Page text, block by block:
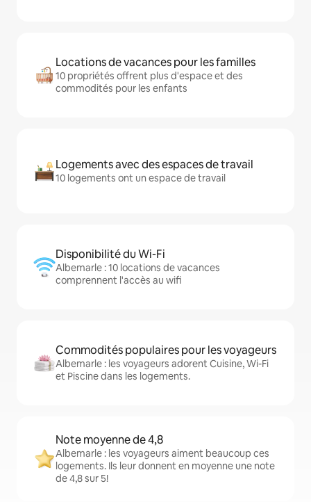
Locations de vacances pour les familles
10 propriétés offrent plus d'espace et des
commodités pour les enfants
Logements avec des espaces de travail
10 logements ont un espace de travail
Disponibilité du Wi-Fi
Albemarle : 10 locations de vacances
comprennent l'accès au wifi
Commodités populaires pour les voyageurs
Albemarle : les voyageurs adorent Cuisine, Wi-Fi
et Piscine dans les logements.
Note moyenne de 4,8
Albemarle : les voyageurs aiment beaucoup ces
logements. Ils leur donnent en moyenne une note
de 4,8 sur 5!